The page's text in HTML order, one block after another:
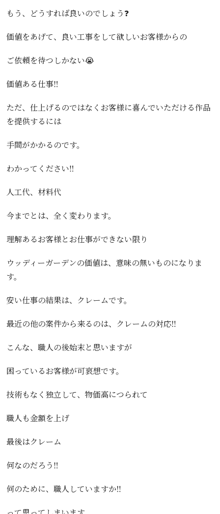
もう、どうすれば良いのでしょう❓
価値をあげて、良い工事をして欲しいお客様からの
ご依頼を待つしかない😭
価値ある仕事‼️
ただ、仕上げるのではなくお客様に喜んでいただける作品
を提供するには
手間がかかるのです。
わかってください‼️
人工代、材料代
今までとは、全く変わります。
理解あるお客様とお仕事ができない限り
ウッディーガーデンの価値は、意味の無いものになりま
す。
安い仕事の結果は、クレームです。
最近の他の案件から来るのは、クレームの対応‼️
こんな、職人の後始末と思いますが
困っているお客様が可哀想です。
技術もなく独立して、物価高につられて
職人も金額を上げ
最後はクレーム
何なのだろう‼️
何のために、職人していますか‼️